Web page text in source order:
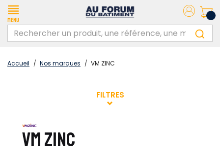
Menu
Accueil / Nos marques / VM ZINC
FILTRES
VM ZINC